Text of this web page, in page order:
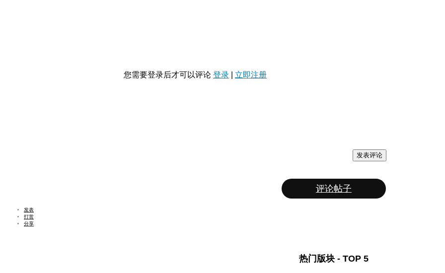
您需要登录后才可以评论 登录 立即注册
发表评论
评论帖子
发表
打赏
分享
热门版块 - TOP 5